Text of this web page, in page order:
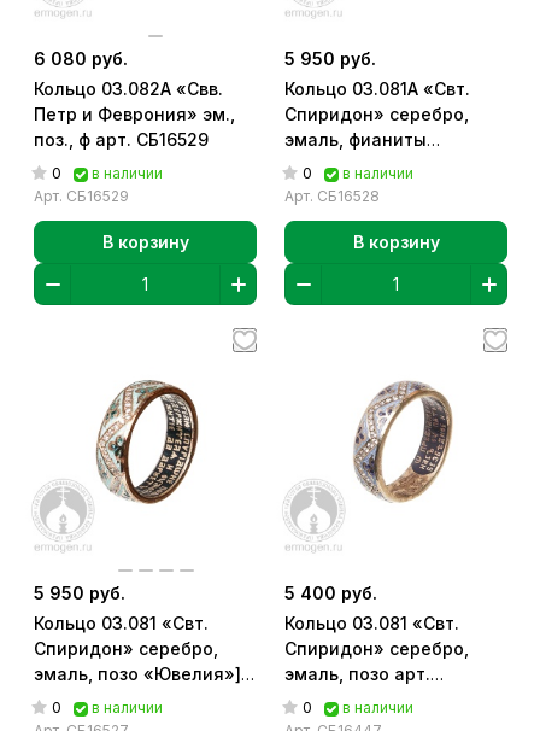
6 080 руб.
Кольцо 03.082А «Свв.
Петр и Феврония» эм.,
поз., ф арт. СБ16529
0
в наличии
Арт. СБ16529
В корзину
5 950 руб.
Кольцо 03.081А «Свт.
Спиридон» серебро,
эмаль, фианиты
«Ювелия»] арт. СБ16528
0
в наличии
Арт. СБ16528
В корзину
5 950 руб.
Кольцо 03.081 «Свт.
Спиридон» серебро,
эмаль, позо «Ювелия»]
арт. СБ16527
0
в наличии
5 400 руб.
Кольцо 03.081 «Свт.
Спиридон» серебро,
эмаль, позо арт.
СБ16447
0
в наличии